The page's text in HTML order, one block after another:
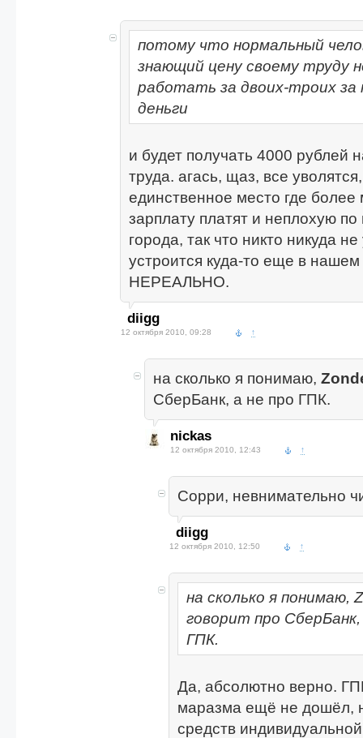
потому что нормальный
знающий цену своему труду
работать за двоих-троих
деньги
и будет получать 4000 рублей
труда. агась, щаз, все
единственное место где более
зарплату платят и неплохую
города, так что никто никуда
устроится куда-то еще в нашем
НЕРЕАЛЬНО.
diigg
12 октября 2010, 09:28 ↑
на сколько я понимаю,
СберБанк, а не про ГПК.
nickas
12 октября 2010, 12:43 ↑
Сорри, невнимательно
diigg
12 октября 2010, 12:50 ↑
на сколько я понимаю,
говорит про СберБанк,
ГПК.
Да, абсолютно верно.
маразма ещё не дошёл,
средств